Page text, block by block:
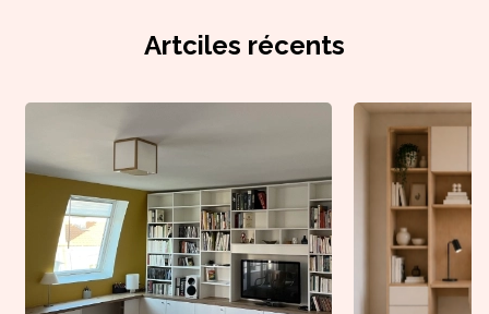
Artciles récents